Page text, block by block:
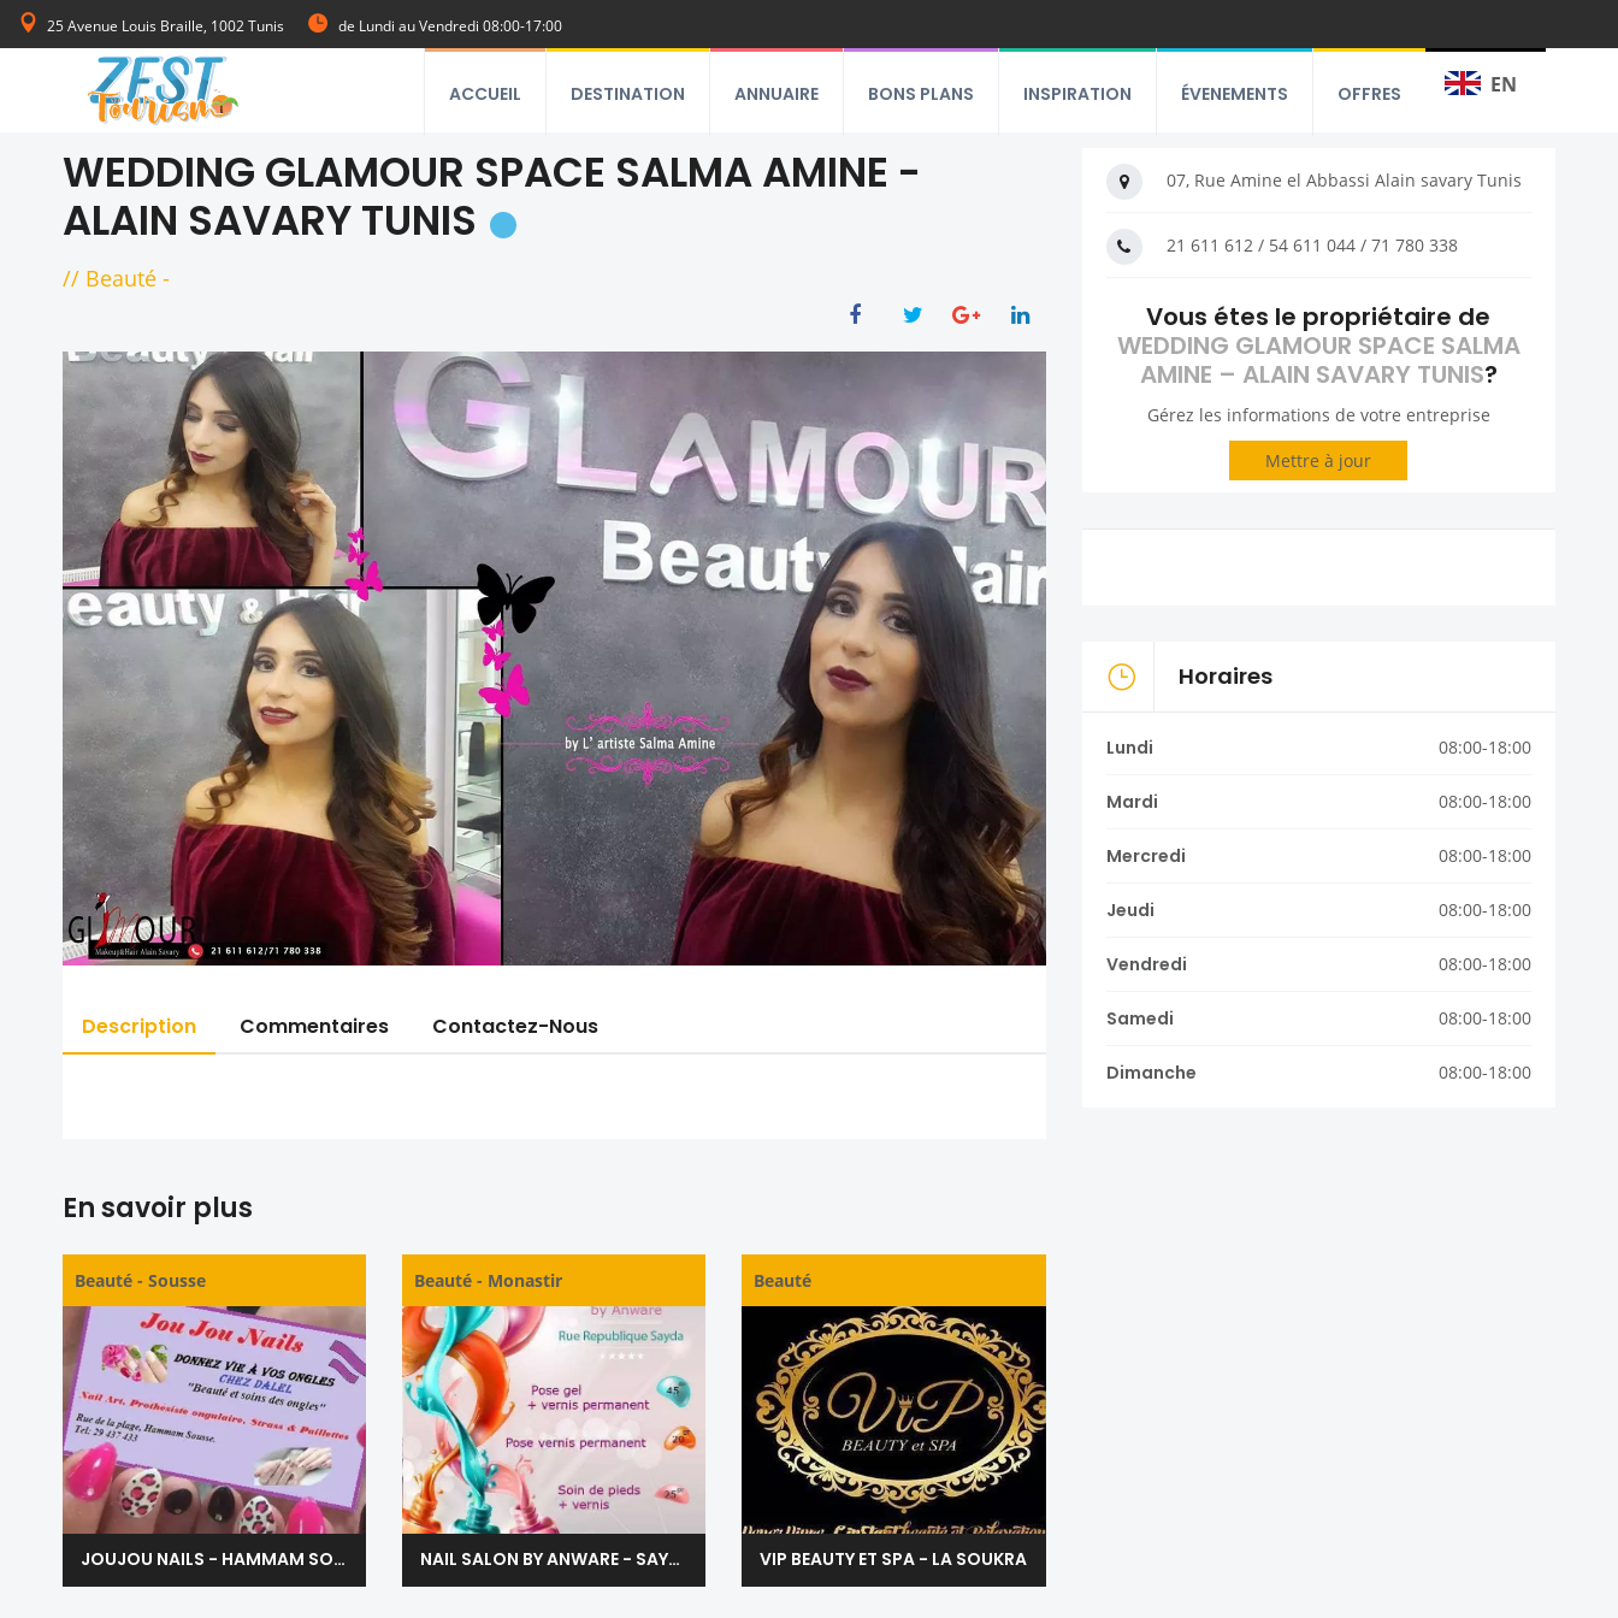
25 Avenue Louis Braille, 1002 Tunis de Lundi au Vendredi 08:00-17:00
ACCUEIL DESTINATION ANNUAIRE BONS PLANS INSPIRATION ÉVENEMENTS OFFRES EN
WEDDING GLAMOUR SPACE SALMA AMINE -
ALAIN SAVARY TUNIS
// Beauté -
Description Commentaires Contactez-Nous
En savoir plus
Beauté - Sousse
JOUJOU NAILS - HAMMAM SOUSSE
Beauté - Monastir
NAIL SALON BY ANWARE - SAYADA MONASTIR
Beauté
VIP BEAUTY ET SPA - LA SOUKRA
07, Rue Amine el Abbassi Alain savary Tunis
21 611 612 / 54 611 044 / 71 780 338
Vous étes le propriétaire de
WEDDING GLAMOUR SPACE SALMA
AMINE – ALAIN SAVARY TUNIS?
Gérez les informations de votre entreprise
Mettre à jour
Horaires
Lundi 08:00-18:00
Mardi 08:00-18:00
Mercredi 08:00-18:00
Jeudi 08:00-18:00
Vendredi 08:00-18:00
Samedi 08:00-18:00
Dimanche 08:00-18:00